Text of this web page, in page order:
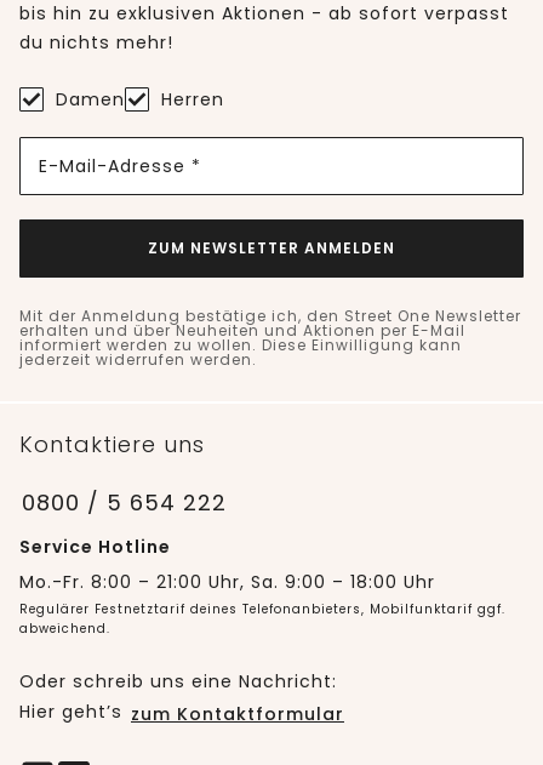
bis hin zu exklusiven Aktionen - ab sofort verpasst
du nichts mehr!
Damen Herren
E-Mail-Adresse *
ZUM NEWSLETTER ANMELDEN
Mit der Anmeldung bestätige ich, den Street One Newsletter
erhalten und über Neuheiten und Aktionen per E-Mail
informiert werden zu wollen. Diese Einwilligung kann
jederzeit widerrufen werden.
Kontaktiere uns
0800 / 5 654 222
Service Hotline
Mo.-Fr. 8:00 – 21:00 Uhr, Sa. 9:00 – 18:00 Uhr
Regulärer Festnetztarif deines Telefonanbieters, Mobilfunktarif ggf.
abweichend.
Oder schreib uns eine Nachricht:
Hier geht’s zum Kontaktformular